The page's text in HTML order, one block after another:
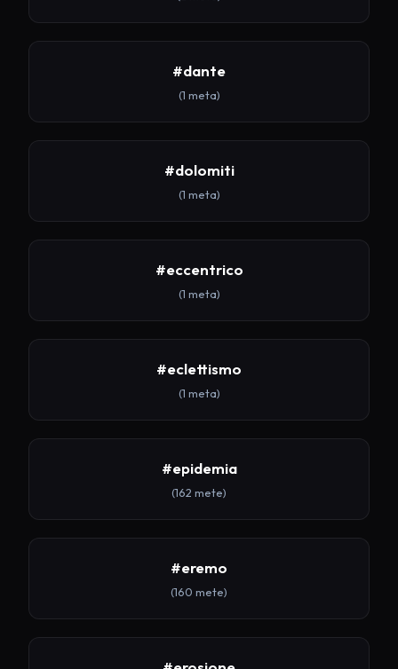
#dante
(1 meta)
#dolomiti
(1 meta)
#eccentrico
(1 meta)
#eclettismo
(1 meta)
#epidemia
(162 mete)
#eremo
(160 mete)